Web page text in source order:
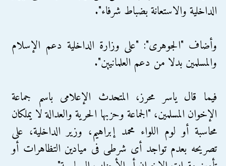
الداخلية والاستعانة بضباط شرفاء".
وأضاف "الجوهرى": "على وزارة الداخلية دعم الإسلام
والمسلمين بدلا من دعم العلمانيين".
فيما قال ياسر محرز، المتحدث الإعلامى باسم جماعة
الإخوان المسلمين، "الجماعة وحزبها الحرية والعدالة لا يملكان
محاسبة أو لوم اللواء محمد إبراهيم، وزير الداخلية، على
تصريحه بعدم تواجد أى شرطى فى ميادين التظاهرات أو